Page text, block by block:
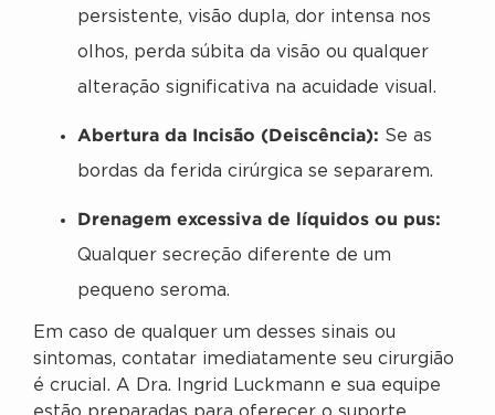
persistente, visão dupla, dor intensa nos
olhos, perda súbita da visão ou qualquer
alteração significativa na acuidade visual.
Abertura da Incisão (Deiscência): Se as
bordas da ferida cirúrgica se separarem.
Drenagem excessiva de líquidos ou pus:
Qualquer secreção diferente de um
pequeno seroma.
Em caso de qualquer um desses sinais ou
sintomas, contatar imediatamente seu cirurgião
é crucial. A Dra. Ingrid Luckmann e sua equipe